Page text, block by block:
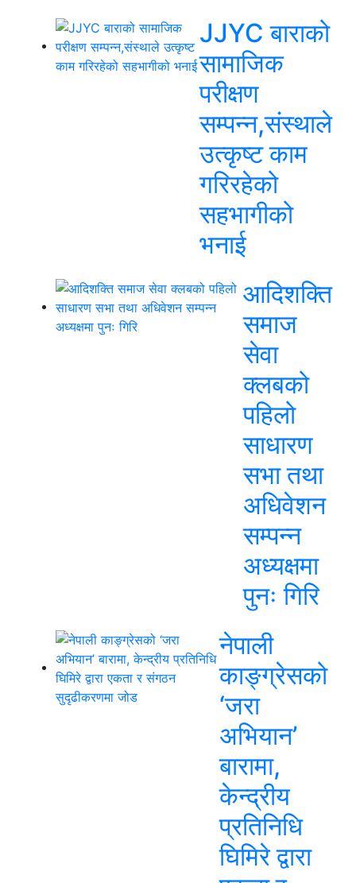
JJYC बाराको
सामाजिक
परीक्षण
सम्पन्न,संस्थाले
उत्कृष्ट काम
गरिरहेको
सहभागीको
भनाई
आदिशक्ति
समाज
सेवा
क्लबको
पहिलो
साधारण
सभा तथा
अधिवेशन
सम्पन्न
अध्यक्षमा
पुनः गिरि
नेपाली
काङ्ग्रेसको
‘जरा
अभियान’
बारामा,
केन्द्रीय
प्रतिनिधि
घिमिरे द्वारा